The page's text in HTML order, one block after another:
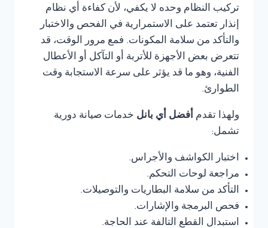
تركيب النظام وحده لا يكفي، لأن كفاءة أي نظام
إنذار تعتمد على الاستمرارية في الفحص والاختبار
والتأكد من سلامة المكونات. فمع مرور الوقت، قد
تتعرض بعض الأجهزة للأتربة أو التآكل أو الأعطال
الفنية، وهو ما قد يؤثر على سرعة الاستجابة وقت
الطوارئ.
ولهذا تقدم أفضل أي بانل خدمات صيانة دورية
تشمل:
اختبار الكواشف والأجراس.
مراجعة لوحات التحكم.
التأكد من سلامة البطاريات والتوصيلات.
فحص البرمجة والإشارات.
استبدال القطع التالفة عند الحاجة.